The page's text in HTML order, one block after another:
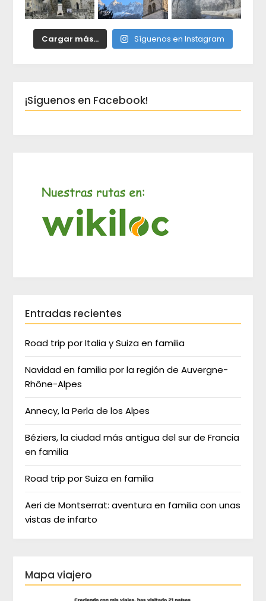
Cargar más... Síguenos en Instagram
¡Síguenos en Facebook!
Entradas recientes
Road trip por Italia y Suiza en familia
Navidad en familia por la región de Auvergne-
Rhône-Alpes
Annecy, la Perla de los Alpes
Béziers, la ciudad más antigua del sur de Francia
en familia
Road trip por Suiza en familia
Aeri de Montserrat: aventura en familia con unas
vistas de infarto
Mapa viajero